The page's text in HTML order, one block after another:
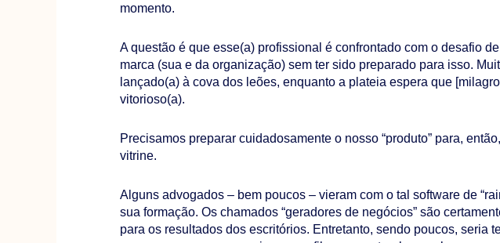
momento.
A questão é que esse(a) profissional é confrontado com o desafio
marca (sua e da organização) sem ter sido preparado para isso.
lançado(a) à cova dos leões, enquanto a plateia espera que
vitorioso(a).
Precisamos preparar cuidadosamente o nosso “produto” para,
vitrine.
Alguns advogados – bem poucos – vieram com o tal software de
sua formação. Os chamados “geradores de negócios” são
para os resultados dos escritórios. Entretanto, sendo poucos, seria